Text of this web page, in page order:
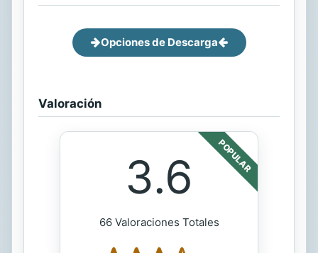
Opciones de Descarga
Valoración
POPULAR
3.6
66 Valoraciones Totales